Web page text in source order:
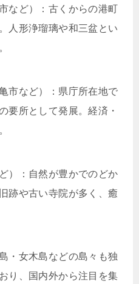
など）：古くからの港町
人形浄瑠璃や和三盆とい
市など）：県庁所在地で
要所として発展。経済・
）：自然が豊かでのどか
跡や古い寺院が多く、癒
・女木島などの島々も独
り、国内外から注目を集